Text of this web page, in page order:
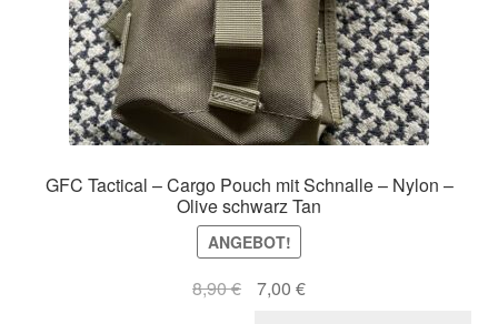
GFC Tactical – Cargo Pouch mit Schnalle – Nylon –
Olive schwarz Tan
ANGEBOT!
8,90€
Ursprünglicher
7,00 €Aktueller